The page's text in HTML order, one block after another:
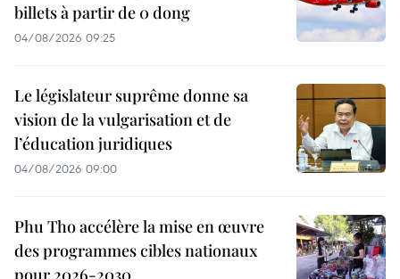
billets à partir de 0 dong
04/08/2026 09:25
Le législateur suprême donne sa
vision de la vulgarisation et de
l’éducation juridiques
04/08/2026 09:00
Phu Tho accélère la mise en œuvre
des programmes cibles nationaux
pour 2026-2030